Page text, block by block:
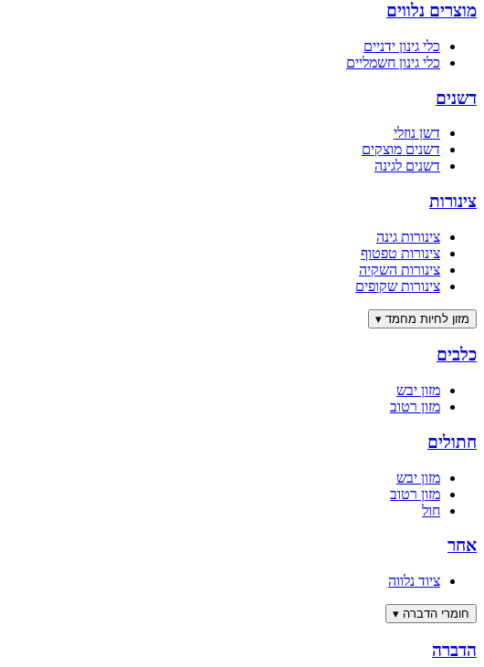
מוצרים נלווים
כלי גינון ידניים
כלי גינון חשמליים
דשנים
דשן נוזלי
דשנים מוצקים
דשנים לגינה
צינורות
צינורות גינה
צינורות טפטוף
צינורות השקיה
צינורות שקופים
מזון לחיות מחמד ▾
כלבים
מזון יבש
מזון רטוב
חתולים
מזון יבש
מזון רטוב
חול
אחר
ציוד נלווה
חומרי הדברה ▾
הדברה